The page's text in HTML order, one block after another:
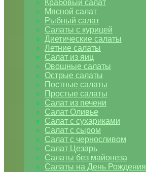
Крабовый салат
Мясной салат
Рыбный салат
Салаты с курицей
Диетические салаты
Летние салаты
Салат из яиц
Овощные салаты
Острые салаты
Постные салаты
Простые салаты
Салат из печени
Салат Оливье
Салат с сухариками
Салат с сыром
Салат с черносливом
Салат Цезарь
Салаты без майонеза
Салаты на День Рождения